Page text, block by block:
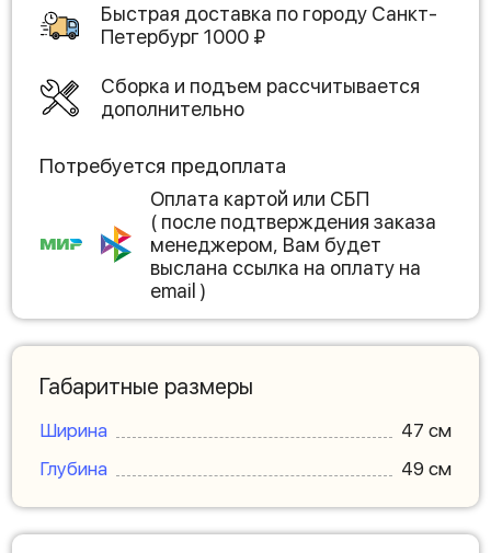
Быстрая доставка по городу Санкт-
Петербург1000 ₽
Сборка и подъем рассчитывается
дополнительно
Потребуется предоплата
Оплата картой или СБП
( после подтверждения заказа
менеджером, Вам будет
выслана ссылка на оплату на
email )
Габаритные размеры
Ширина
47 см
Глубина
49 см